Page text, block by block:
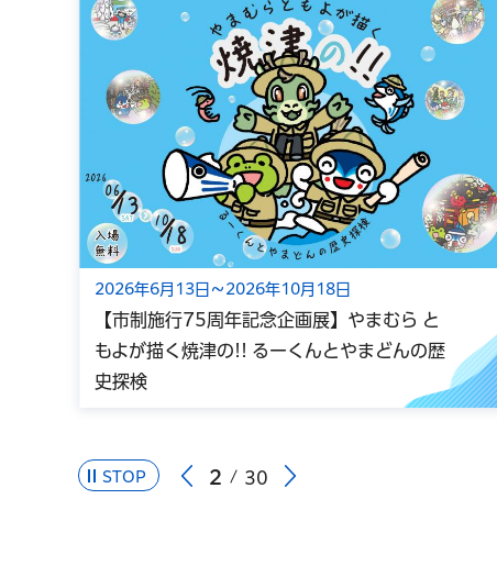
STOP 2 30
2026年6月13日～2026年10月18日
【市制施行75周年記念企画展】やまむら と
もよが描く焼津の!! るーくんとやまどんの歴
史探検